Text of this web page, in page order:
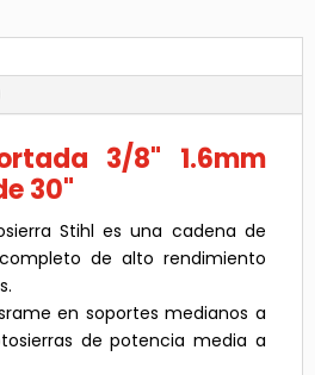
3/8" 1.6mm
30"
Stihl es una cadena de
de alto rendimiento
en soportes medianos a
de potencia media a